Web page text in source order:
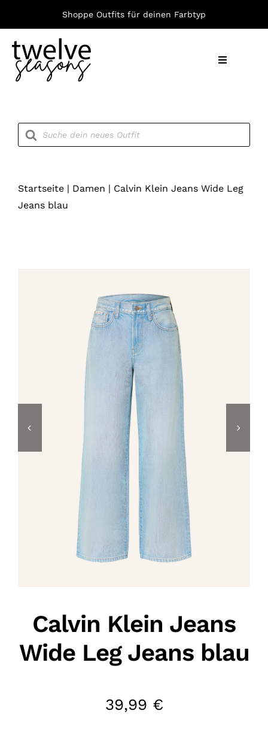
springen
Shoppe Outfits für deinen Farbtyp
Toggle
Products
search
Startseite| Damen | Calvin Klein Jeans Wide Leg
Jeans blau
Calvin Klein Jeans
Wide Leg Jeans blau
39,99 €